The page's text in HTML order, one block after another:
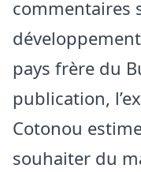
commentaires
pays frère du
publication,
Cotonou
souhaiter du